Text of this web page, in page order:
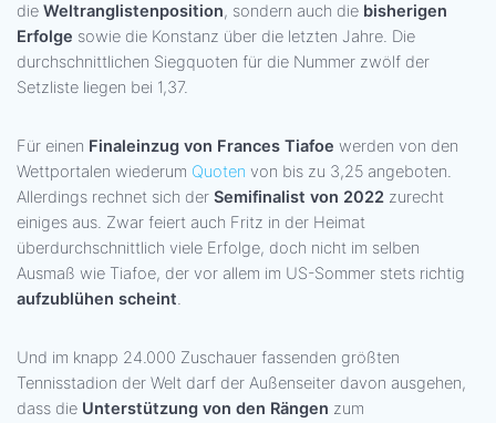
die Weltranglistenposition, sondern auch die bisherigen
Erfolge sowie die Konstanz über die letzten Jahre. Die
durchschnittlichen Siegquoten für die Nummer zwölf der
Setzliste liegen bei 1,37.
Für einen Finaleinzug von Frances Tiafoe werden von den
Wettportalen wiederum Quoten von bis zu 3,25 angeboten.
Allerdings rechnet sich der Semifinalist von 2022 zurecht
einiges aus. Zwar feiert auch Fritz in der Heimat
überdurchschnittlich viele Erfolge, doch nicht im selben
Ausmaß wie Tiafoe, der vor allem im US-Sommer stets richtig
aufzublühen scheint.
Und im knapp 24.000 Zuschauer fassenden größten
Tennisstadion der Welt darf der Außenseiter davon ausgehen,
dass die Unterstützung von den Rängen zum